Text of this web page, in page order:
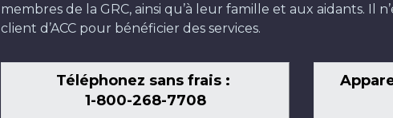
membres de la GRC, ainsi qu’à leur famille et aux aidants. Il
client d’ACC pour bénéficier des services.
Téléphonez sans frais :
1-800-268-7708